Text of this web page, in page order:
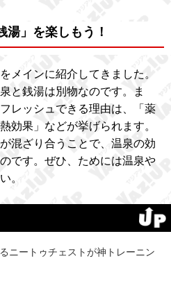
湯」を楽しもう！
メインに紹介してきました。
と銭湯は別物なのです。ま
レッシュできる理由は、「薬
効果」などが挙げられます。
混ざり合うことで、温泉の効
です。ぜひ、ためには温泉や
。
ニートゥチェストが神トレーニン